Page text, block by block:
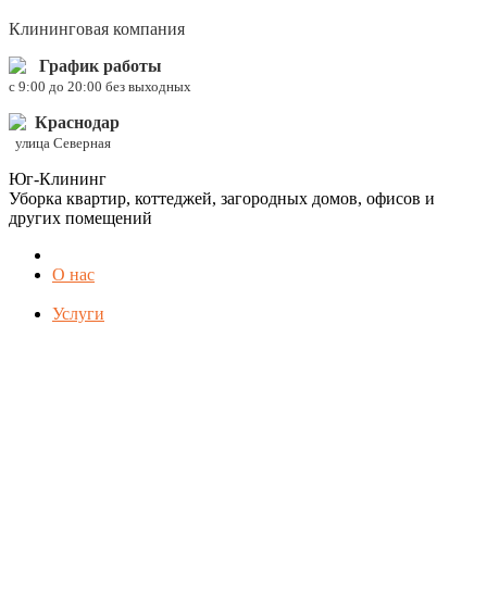
Клининговая компания
График работы
c 9:00 до 20:00 без выходных
Краснодар
улица Северная
Юг-Клининг
Уборка квартир, коттеджей, загородных домов, офисов и
других помещений
О нас
Услуги